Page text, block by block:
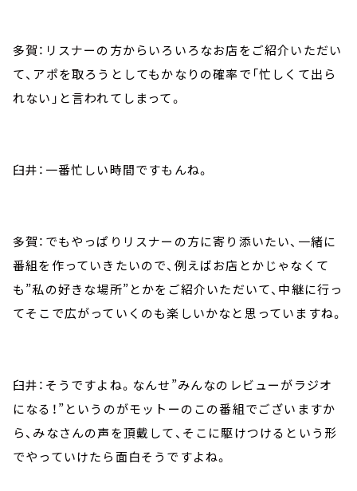
多賀：リスナーの方からいろいろなお店をご紹介いただい
て、アポを取ろうとしてもかなりの確率で「忙しくて出ら
れない」と言われてしまって。
臼井：一番忙しい時間ですもんね。
多賀：でもやっぱりリスナーの方に寄り添いたい、一緒に
番組を作っていきたいので、例えばお店とかじゃなくて
も”私の好きな場所”とかをご紹介いただいて、中継に行っ
てそこで広がっていくのも楽しいかなと思っていますね。
臼井：そうですよね。なんせ”みんなのレビューがラジオ
になる！”というのがモットーのこの番組でございますか
ら、みなさんの声を頂戴して、そこに駆けつけるという形
でやっていけたら面白そうですよね。